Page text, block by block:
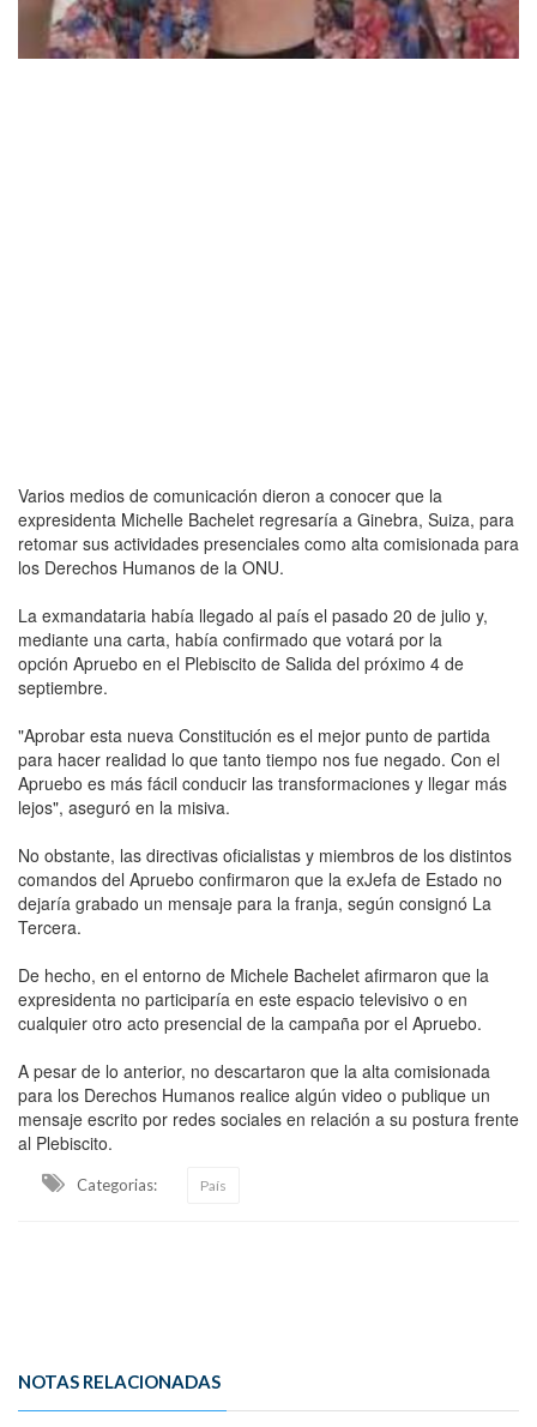
Varios medios de comunicación dieron a conocer que la
expresidenta Michelle Bachelet regresaría a Ginebra, Suiza, para
retomar sus actividades presenciales como alta comisionada para
los Derechos Humanos de la ONU.
La exmandataria había llegado al país el pasado 20 de julio y,
mediante una carta, había confirmado que votará por la
opción Apruebo en el Plebiscito de Salida del próximo 4 de
septiembre.
"Aprobar esta nueva Constitución es el mejor punto de partida
para hacer realidad lo que tanto tiempo nos fue negado. Con el
Apruebo es más fácil conducir las transformaciones y llegar más
lejos", aseguró en la misiva.
No obstante, las directivas oficialistas y miembros de los distintos
comandos del Apruebo confirmaron que la exJefa de Estado no
dejaría grabado un mensaje para la franja, según consignó La
Tercera.
De hecho, en el entorno de Michele Bachelet afirmaron que la
expresidenta no participaría en este espacio televisivo o en
cualquier otro acto presencial de la campaña por el Apruebo.
A pesar de lo anterior, no descartaron que la alta comisionada
para los Derechos Humanos realice algún video o publique un
mensaje escrito por redes sociales en relación a su postura frente
al Plebiscito.
Categorias: País
NOTAS RELACIONADAS